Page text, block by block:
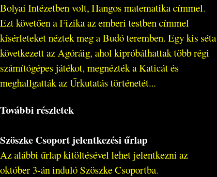
Bolyai Intézetben volt, Hangos matematika címmel.
Ezt követően a Fizika az emberi testben címmel
kísérleteket néztek meg a Budó teremben. Egy kis séta
következett az Agóráig, ahol kipróbálhattak több régi
számítógépes játékot, megnézték a Katicát és
meghallgatták az Űrkutatás történetét...
További részletek
Szöszke Csoport jelentkezési űrlap
Az alábbi űrlap kitöltésével lehet jelentkezni az
október 3-án induló Szöszke Csoportba.